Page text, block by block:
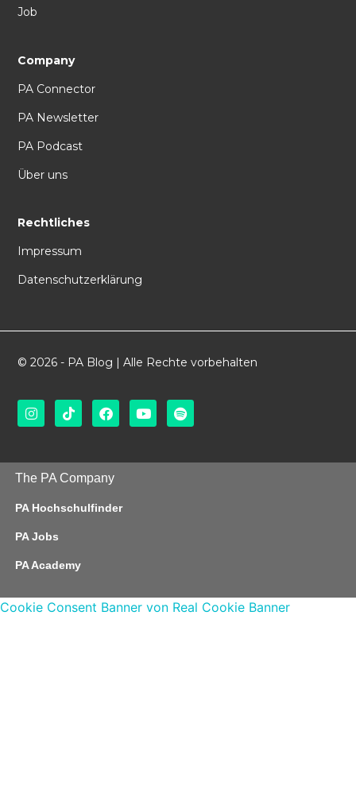
Job
Company
PA Connector
PA Newsletter
PA Podcast
Über uns
Rechtliches
Impressum
Datenschutzerklärung
© 2026 - PA Blog | Alle Rechte vorbehalten
The PA Company
PA Hochschulfinder
PA Jobs
PA Academy
Cookie Consent Banner von Real Cookie Banner